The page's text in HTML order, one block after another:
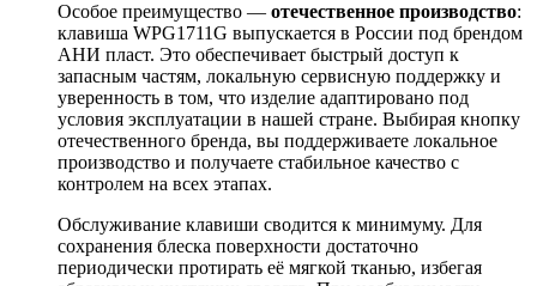
Особое преимущество — отечественное производство:
клавиша WPG1711G выпускается в России под брендом
АНИ пласт. Это обеспечивает быстрый доступ к
запасным частям, локальную сервисную поддержку и
уверенность в том, что изделие адаптировано под
условия эксплуатации в нашей стране. Выбирая кнопку
отечественного бренда, вы поддерживаете локальное
производство и получаете стабильное качество с
контролем на всех этапах.
Обслуживание клавиши сводится к минимуму. Для
сохранения блеска поверхности достаточно
периодически протирать её мягкой тканью, избегая